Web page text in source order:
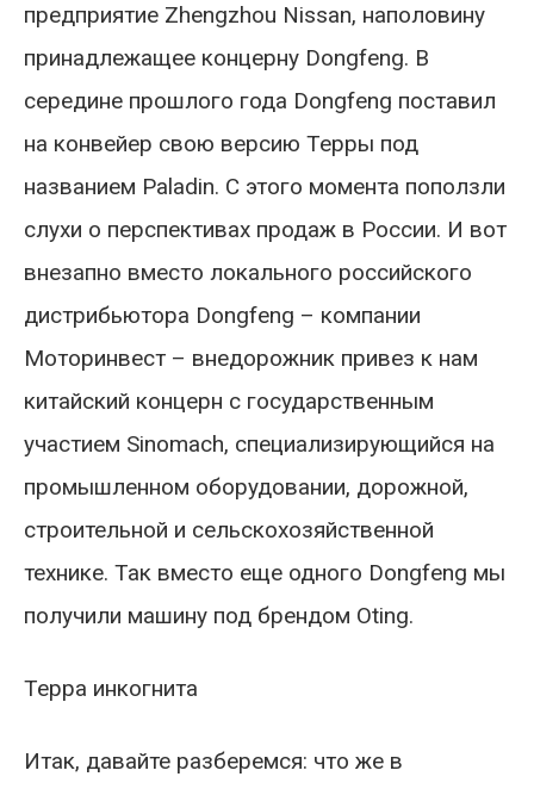
предприятие Zhengzhou Nissan, наполовину
принадлежащее концерну Dongfeng. В
середине прошлого года Dongfeng поставил
на конвейер свою версию Терры под
названием Paladin. С этого момента поползли
слухи о перспективах продаж в России. И вот
внезапно вместо локального российского
дистрибьютора Dongfeng – компании
Моторинвест – внедорожник привез к нам
китайский концерн с государственным
участием Sinomach, специализирующийся на
промышленном оборудовании, дорожной,
строительной и сельскохозяйственной
технике. Так вместо еще одного Dongfeng мы
получили машину под брендом Oting.
Терра инкогнита
Итак, давайте разберемся: что же в